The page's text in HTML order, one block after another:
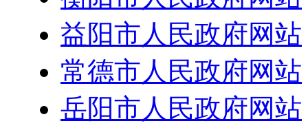
益阳市人民政府网站
常德市人民政府网站
岳阳市人民政府网站